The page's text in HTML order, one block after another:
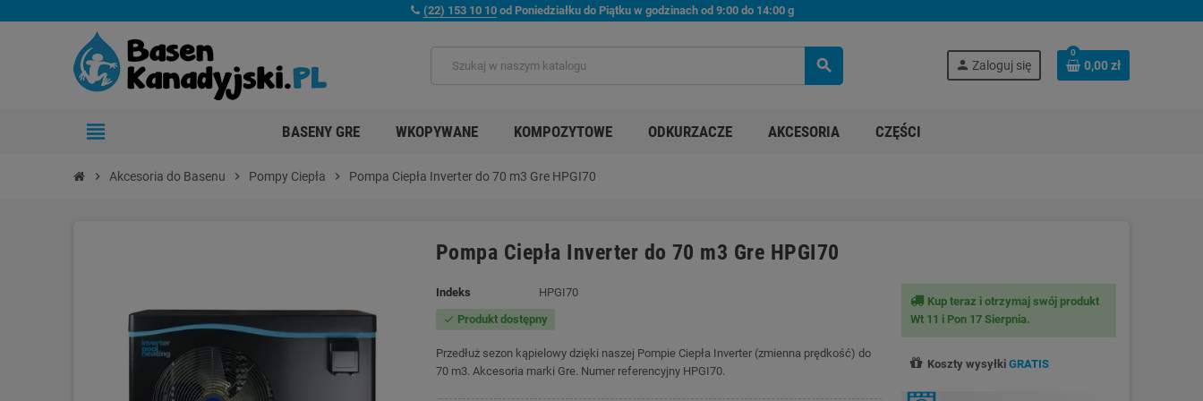
(22) 153 10 10 od Poniedziałku do Piątku w godzinach od 9:00 do 14:00 g
search person Zaloguj się
0
0,00 zł
view_headline BASENY GRE WKOPYWANE KOMPOZYTOWE ODKURZACZE AKCESORIA CZĘŚCI
chevron_right Akcesoria do Basenu chevron_right Pompy Ciepła chevron_right Pompa Ciepła Inverter do 70 m3 Gre HPGI70
Pompa Ciepła Inverter do 70 m3 Gre HPGI70
Indeks HPGI70
check Produkt dostępny
Przedłuż sezon kąpielowy dzięki naszej Pompie Ciepła Inverter (zmienna prędkość) do
70 m3. Akcesoria marki Gre. Numer referencyjny HPGI70.
Kup teraz i otrzymaj swój produkt
Wt 11 i Pon 17 Sierpnia.
Koszty wysyłki GRATIS